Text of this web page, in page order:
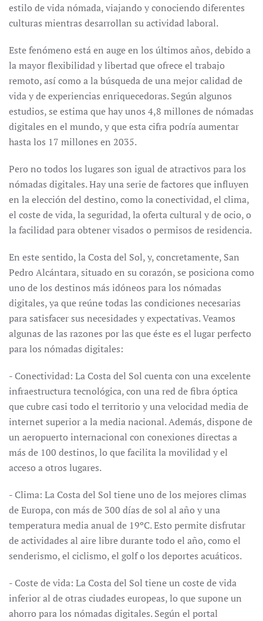
estilo de vida nómada, viajando y conociendo diferentes
culturas mientras desarrollan su actividad laboral.
Este fenómeno está en auge en los últimos años, debido a
la mayor flexibilidad y libertad que ofrece el trabajo
remoto, así como a la búsqueda de una mejor calidad de
vida y de experiencias enriquecedoras. Según algunos
estudios, se estima que hay unos 4,8 millones de nómadas
digitales en el mundo, y que esta cifra podría aumentar
hasta los 17 millones en 2035.
Pero no todos los lugares son igual de atractivos para los
nómadas digitales. Hay una serie de factores que influyen
en la elección del destino, como la conectividad, el clima,
el coste de vida, la seguridad, la oferta cultural y de ocio, o
la facilidad para obtener visados o permisos de residencia.
En este sentido, la Costa del Sol, y, concretamente, San
Pedro Alcántara, situado en su corazón, se posiciona como
uno de los destinos más idóneos para los nómadas
digitales, ya que reúne todas las condiciones necesarias
para satisfacer sus necesidades y expectativas. Veamos
algunas de las razones por las que éste es el lugar perfecto
para los nómadas digitales:
- Conectividad: La Costa del Sol cuenta con una excelente
infraestructura tecnológica, con una red de fibra óptica
que cubre casi todo el territorio y una velocidad media de
internet superior a la media nacional. Además, dispone de
un aeropuerto internacional con conexiones directas a
más de 100 destinos, lo que facilita la movilidad y el
acceso a otros lugares.
- Clima: La Costa del Sol tiene uno de los mejores climas
de Europa, con más de 300 días de sol al año y una
temperatura media anual de 19ºC. Esto permite disfrutar
de actividades al aire libre durante todo el año, como el
senderismo, el ciclismo, el golf o los deportes acuáticos.
- Coste de vida: La Costa del Sol tiene un coste de vida
inferior al de otras ciudades europeas, lo que supone un
ahorro para los nómadas digitales. Según el portal